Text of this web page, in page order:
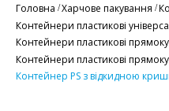
Головна Харчове пакування
Контейнери пластикові
Контейнери пластикові
Контейнери пластикові
Контейнер PS з відкидною